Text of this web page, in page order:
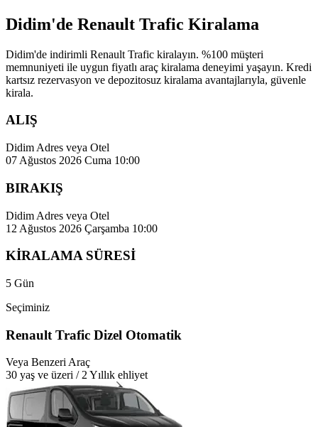
Didim'de Renault Trafic Kiralama
Didim'de indirimli Renault Trafic kiralayın. %100 müşteri
memnuniyeti ile uygun fiyatlı araç kiralama deneyimi yaşayın. Kredi
kartsız rezervasyon ve depozitosuz kiralama avantajlarıyla, güvenle
kirala.
ALIŞ
Didim Adres veya Otel
07 Ağustos 2026 Cuma 10:00
BIRAKIŞ
Didim Adres veya Otel
12 Ağustos 2026 Çarşamba 10:00
KİRALAMA SÜRESİ
5 Gün
Seçiminiz
Renault Trafic Dizel Otomatik
Veya Benzeri Araç
30 yaş ve üzeri / 2 Yıllık ehliyet